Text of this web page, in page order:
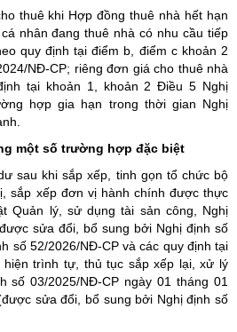
thuê khi Hợp đồng thuê nhà hết hạn
nhân đang thuê nhà có nhu cầu tiếp
quy định tại điểm b, điểm c khoản 2
NĐ-CP; riêng đơn giá cho thuê nhà
tại khoản 1, khoản 2 Điều 5 Nghị
hợp gia hạn trong thời gian Nghị
một số trường hợp đặc biệt
sau khi sắp xếp, tinh gọn tổ chức bộ
sắp xếp đơn vị hành chính được thực
Quản lý, sử dụng tài sản công, Nghị
sửa đổi, bổ sung bởi Nghị định số
số 52/2026/NĐ-CP và các quy định tại
hiện trình tự, thủ tục sắp xếp lại, xử lý
số 03/2025/NĐ-CP ngày 01 tháng 01
sửa đổi, bổ sung bởi Nghị định số